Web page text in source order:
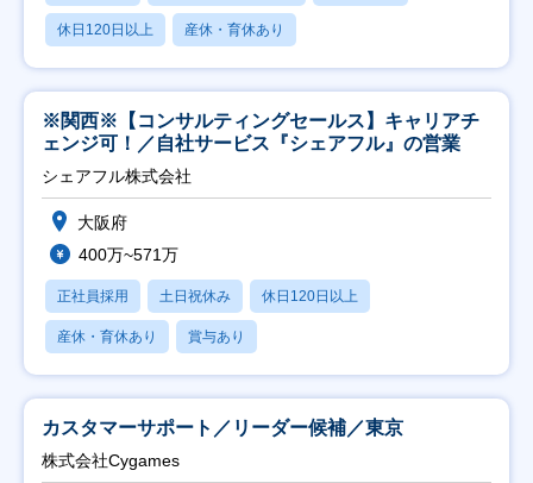
休日120日以上 産休・育休あり
※関西※【コンサルティングセールス】キャリアチ
ェンジ可！／自社サービス『シェアフル』の営業
シェアフル株式会社
大阪府
400万~571万
正社員採用 土日祝休み 休日120日以上
産休・育休あり 賞与あり
カスタマーサポート／リーダー候補／東京
株式会社Cygames